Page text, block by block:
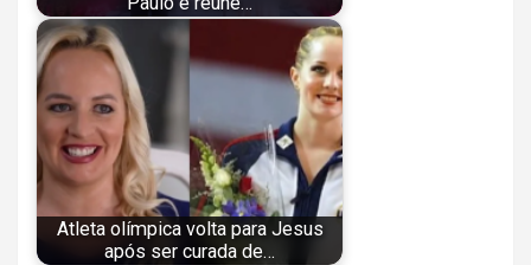
Atleta olímpica volta para Jesus
após ser curada de…